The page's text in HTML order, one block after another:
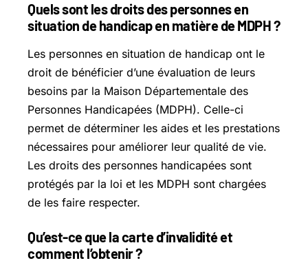
Quels sont les droits des personnes en
situation de handicap en matière de MDPH ?
Les personnes en situation de handicap ont le
droit de bénéficier d’une évaluation de leurs
besoins par la Maison Départementale des
Personnes Handicapées (MDPH). Celle-ci
permet de déterminer les aides et les prestations
nécessaires pour améliorer leur qualité de vie.
Les droits des personnes handicapées sont
protégés par la loi et les MDPH sont chargées
de les faire respecter.
Qu’est-ce que la carte d’invalidité et
comment l’obtenir ?